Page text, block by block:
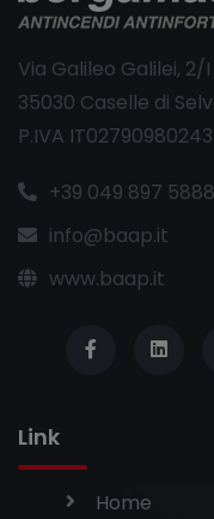
Via Galileo Galilei, 2/I
35030 Caselle di
P.IVA
+39 049 897 5888
info@baap.it
www.baap.it
Link
Home